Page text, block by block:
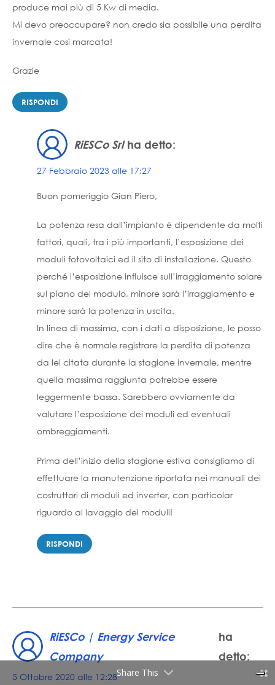
produce mai più di 5 Kw di media.
Mi devo preoccupare? non credo sia possibile una perdita
invernale così marcata!
Grazie
RISPONDI
RiESCo Srl ha detto:
27 Febbraio 2023 alle 17:27
Buon pomeriggio Gian Piero,
La potenza resa dall’impianto è dipendente da molti
fattori, quali, tra i più importanti, l’esposizione dei
moduli fotovoltaici ed il sito di installazione. Questo
perché l’esposizione influisce sull’irraggiamento solare
sul piano del modulo, minore sarà l’irraggiamento e
minore sarà la potenza in uscita.
In linea di massima, con i dati a disposizione, le posso
dire che è normale registrare la perdita di potenza
da lei citata durante la stagione invernale, mentre
quella massima raggiunta potrebbe essere
leggermente bassa. Sarebbero ovviamente da
valutare l’esposizione dei moduli ed eventuali
ombreggiamenti.
Prima dell’inizio della stagione estiva consigliamo di
effettuare la manutenzione riportata nei manuali dei
costruttori di moduli ed inverter, con particolar
riguardo al lavaggio dei moduli!
RISPONDI
RiESCo | Energy Service
Company
ha
detto:
5 Ottobre 2020 alle 12:28Share This